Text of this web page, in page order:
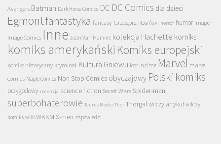
Avengers Batman Dark Horse Comics DC DC Comics dla dzieci
Egmontfantastyka fantasy Grzegorz Rosiński horror humor Image
Image Comics Inne Jean Van Hamme kolekcja Hachette komiks
komiks amerykański Komiks europejski
komiks historyczny kryminał Kultura Gniewu lost in time Marvel marvel
comics Nagle Comics Non Stop Comics obyczajowy Polski komiks
przygodowy recenzja science fiction Secret Wars Spider-man
superbohaterowie Taurus Media Thor Thorgalwilczy artykuł wilczy
komiks wilk WKKM X-men zapowiedzi